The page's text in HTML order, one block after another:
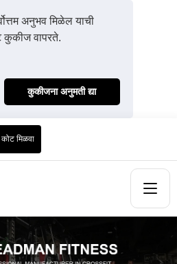
अनुभव मिळेल याची
कुकीज वापरते.
कुकीजना अनुमती द्या
मिळवा